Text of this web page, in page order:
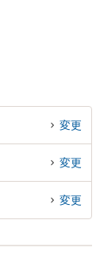
変更
変更
変更